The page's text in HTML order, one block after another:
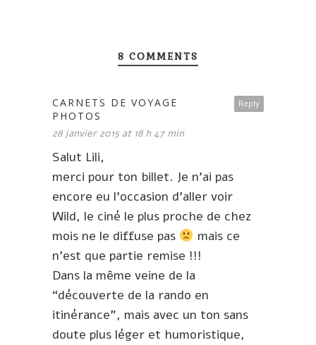
8 COMMENTS
Reply
CARNETS DE VOYAGE
PHOTOS
28 janvier 2015 at 18 h 47 min
Salut Lili,
merci pour ton billet. Je n’ai pas
encore eu l’occasion d’aller voir
Wild, le ciné le plus proche de chez
mois ne le diffuse pas
mais ce
n’est que partie remise !!!
Dans la même veine de la
“découverte de la rando en
itinérance”, mais avec un ton sans
doute plus léger et humoristique,